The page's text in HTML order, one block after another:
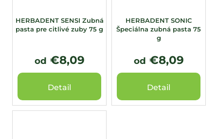
HERBADENT SENSI Zubná
pasta pre citlivé zuby 75 g
od €8,09
Detail
HERBADENT SONIC
Špeciálna zubná pasta 75
g
od €8,09
Detail